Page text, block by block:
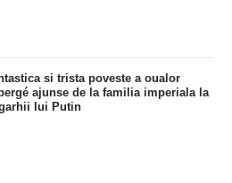
si trista poveste a oualor
ajunse de la familia imperiala la
lui Putin